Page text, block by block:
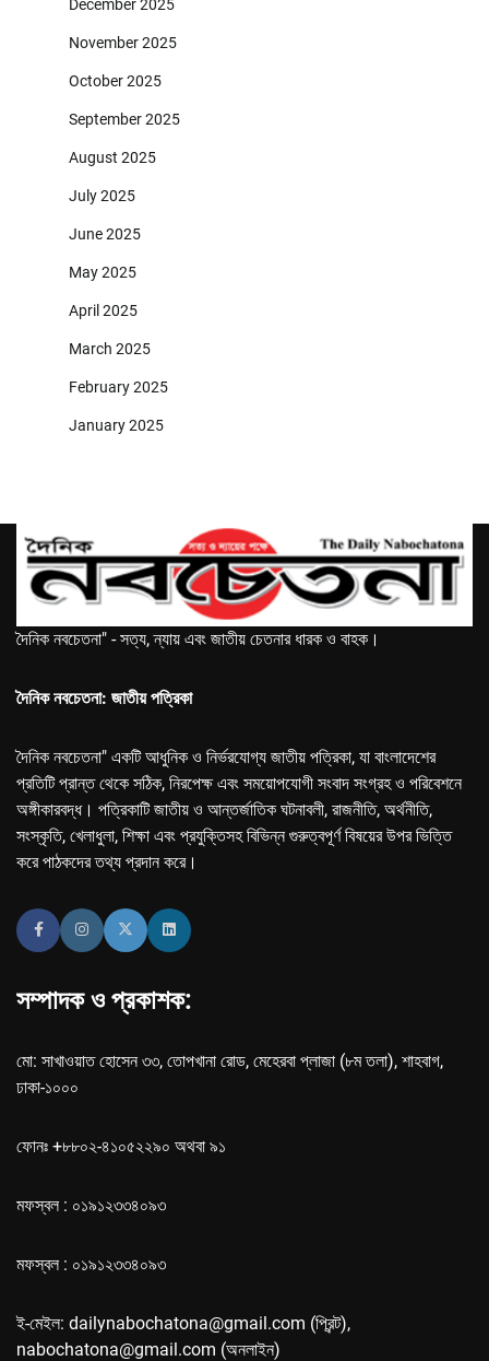
December 2025
November 2025
October 2025
September 2025
August 2025
July 2025
June 2025
May 2025
April 2025
March 2025
February 2025
January 2025
দৈনিক নবচেতনা" - সত্য, ন্যায় এবং জাতীয় চেতনার ধারক ও বাহক।
দৈনিক নবচেতনা: জাতীয় পত্রিকা
দৈনিক নবচেতনা" একটি আধুনিক ও নির্ভরযোগ্য জাতীয় পত্রিকা, যা বাংলাদেশের
প্রতিটি প্রান্ত থেকে সঠিক, নিরপেক্ষ এবং সময়োপযোগী সংবাদ সংগ্রহ ও পরিবেশনে
অঙ্গীকারবদ্ধ। পত্রিকাটি জাতীয় ও আন্তর্জাতিক ঘটনাবলী, রাজনীতি, অর্থনীতি,
সংস্কৃতি, খেলাধুলা, শিক্ষা এবং প্রযুক্তিসহ বিভিন্ন গুরুত্বপূর্ণ বিষয়ের উপর ভিত্তি
করে পাঠকদের তথ্য প্রদান করে।
সম্পাদক ও প্রকাশক:
মো: সাখাওয়াত হোসেন ৩৩, তোপখানা রোড, মেহেরবা প্লাজা (৮ম তলা), শাহবাগ,
ঢাকা-১০০০
ফোনঃ +৮৮০২-৪১০৫২২৯০ অথবা ৯১
মফস্বল : ০১৯১২৩৩৪০৯৩
মফস্বল : ০১৯১২৩৩৪০৯৩
ই-মেইল: dailynabochatona@gmail.com (প্রিন্ট),
nabochatona@gmail.com (অনলাইন)